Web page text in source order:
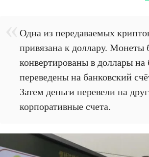
Одна из передаваемых
привязана к доллару. Монеты
конвертированы в доллары
переведены на банковский
Затем деньги перевели на
корпоративные счета.